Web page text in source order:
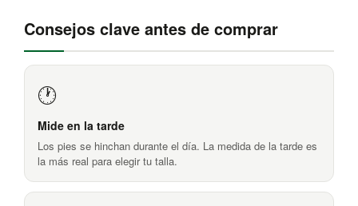
Consejos clave antes de comprar
🕐
Mide en la tarde
Los pies se hinchan durante el día. La medida de la tarde es
la más real para elegir tu talla.